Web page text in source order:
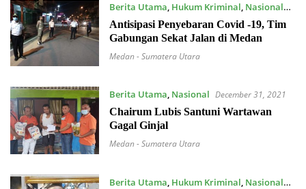
Berita Utama, Hukum Kriminal, Nasional
January 1, 2022
Antisipasi Penyebaran Covid -19, Tim
Gabungan Sekat Jalan di Medan
Medan - Sumatera Utara
Berita Utama, Nasional December 31, 2021
Chairum Lubis Santuni Wartawan
Gagal Ginjal
Medan - Sumatera Utara
Berita Utama, Hukum Kriminal, Nasional